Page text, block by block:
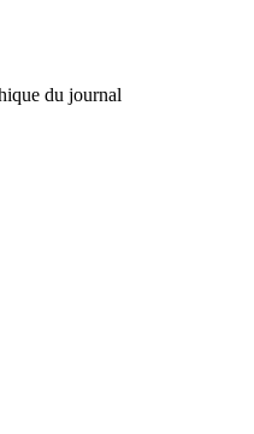
du journal